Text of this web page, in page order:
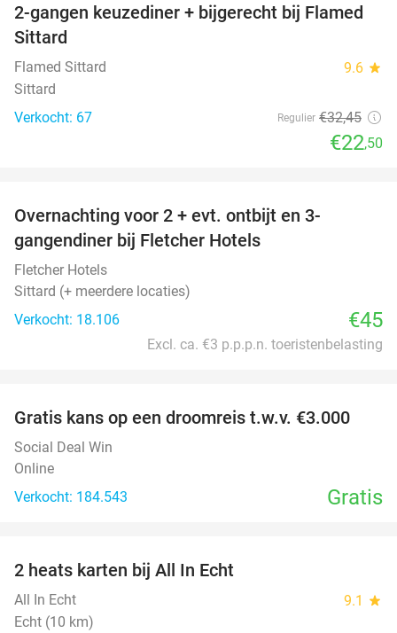
31%
2-gangen keuzediner + bijgerecht bij Flamed
Sittard
Flamed Sittard 9.6 star
Sittard
Verkocht: 67
Regulier €32,45
€22,50
Overnachting voor 2 + evt. ontbijt en 3-
gangendiner bij Fletcher Hotels
Fletcher Hotels
Sittard (+ meerdere locaties)
Verkocht: 18.106
€45
Excl. ca. €3 p.p.p.n. toeristenbelasting
Gratis kans op een droomreis t.w.v. €3.000
Social Deal Win
Online
Verkocht: 184.543
Gratis
2 heats karten bij All In Echt
All In Echt 9.1 star
Echt (10 km)